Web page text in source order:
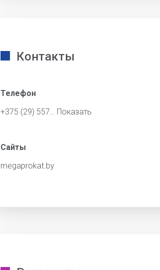
Контакты
Телефон
+375 (29) 557… Показать
Сайты
megaprokat.by